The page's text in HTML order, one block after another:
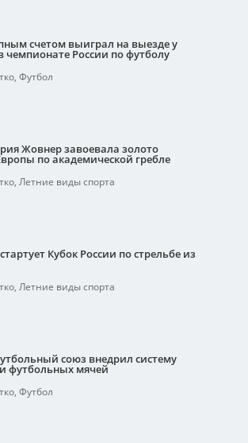
счетом выиграл на выезде у
чемпионате России по футболу
, Футбол
Жовнер завоевала золото
по академической гребле
, Летние виды спорта
Кубок России по стрельбе из
, Летние виды спорта
союз внедрил систему
футбольных мячей
, Футбол